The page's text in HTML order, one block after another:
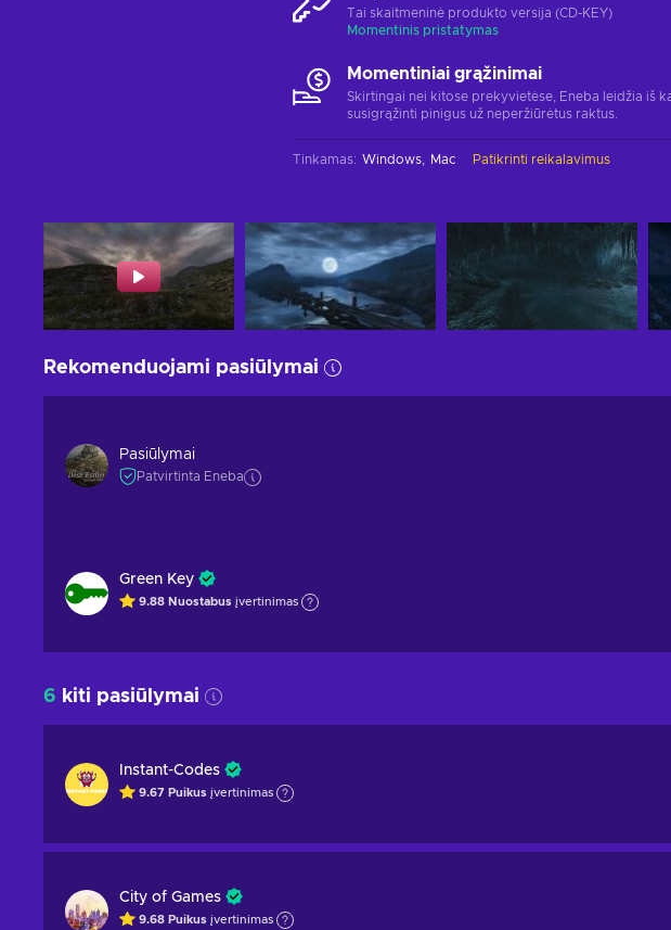
Tai skaitmeninė produkto versija (CD-KEY)
Momentinis pristatymas
Momentiniai grąžinimai
Skirtingai nei kitose prekyvietėse, Eneba leidžia iš
susigrąžinti pinigus už neperžiūrėtus raktus.
Tinkamas: Windows Mac Patikrinti reikalavimus
Rekomenduojami pasiūlymai
Pasiūlymai
Patvirtinta Eneba
Green Key
9.88 Nuostabus įvertinimas
6 kiti pasiūlymai
Instant-Codes
9.67 Puikus įvertinimas
City of Games
9.68 Puikus įvertinimas